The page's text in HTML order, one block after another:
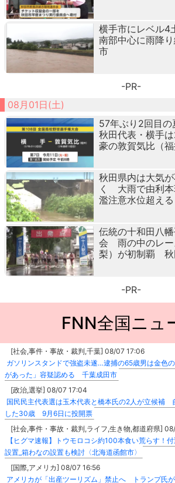
横手市にレベル
南部中心に雨降
市
-PR-
08月01日(土)
57年ぶり2回目
秋田代表・横手
豪の敦賀気比（
秋田県内は大気
く 大雨で由利本
濫注意水位超える
伝統の十和田八
会 雨の中のレー
梨）が初制覇 秋
-PR-
FNN全国ニュ
[社会,事件・事故・裁判,千葉] 08/07 17:06
ガソリンスタンドで強盗未遂…逮捕の65歳男は金色
があった」容疑認める 千葉成田市
[政治,選挙] 08/07 17:04
国民民主代表選は玉木代表と橋本氏の2人が立候補
した30歳 9月6日に投開票
[社会,事件・事故・裁判,ライフ,生き物,都道府県]
【ヒグマ速報】トウモロコシ約100本食い荒らす！
設置_箱わなの設置も検討〈北海道函館市〉
[国際,アメリカ] 08/07 16:56
アメリカが「出産ツーリズム」禁止へ トランプ氏